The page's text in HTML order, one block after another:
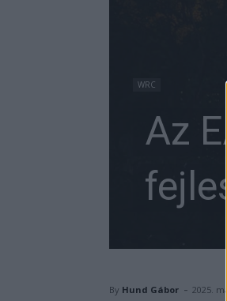
WRC
Az
By Hund Gábor - 2025.